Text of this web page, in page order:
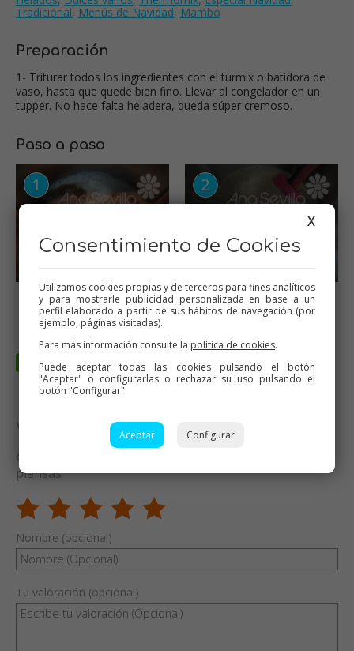
Tradicional, Menús de Navidad, Mambo
Preparación
1- Triturar todos los ingredientes con el turmix o batidora de
vaso, hasta que quede bien fino. Llevar al congelador en un
tupper. No hace falta heladera, queda súper cremoso.
Paso a paso
Triturar todos los
ingredientes
Llevar al congelador
Valora esta receta
¿Te ha gustado esta receta? Valórala y dime qué
piensas
Nombre (opcional)
Tu valoración (opcional)
X
Consentimiento de Cookies
Utilizamos cookies propias y de terceros para fines analíticos
y para mostrarle publicidad personalizada en base a un
perfil elaborado a partir de sus hábitos de navegación (por
ejemplo, páginas visitadas).
Para más información consulte la política de cookies.
Puede aceptar todas las cookies pulsando el botón
"Aceptar" o configurarlas o rechazar su uso pulsando el
botón "Configurar".
Aceptar Configurar